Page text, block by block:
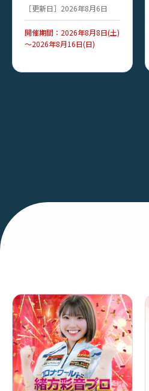
［更新日］2026年8月6日
開催期間：2026年8月8日(土)
～2026年8月16日(日)